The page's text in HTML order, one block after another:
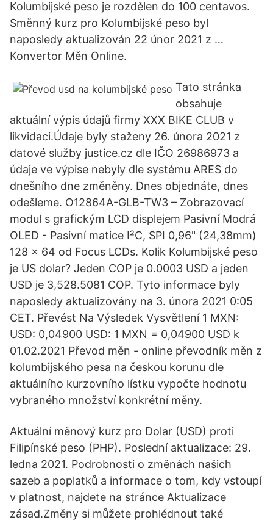
Kolumbijské peso je rozdělen do 100 centavos.
Směnný kurz pro Kolumbijské peso byl
naposledy aktualizován 22 únor 2021 z …
Konvertor Měn Online.
Tato stránka
obsahuje
aktuální výpis údajů firmy XXX BIKE CLUB v
likvidaci.Údaje byly staženy 26. února 2021 z
datové služby justice.cz dle IČO 26986973 a
údaje ve výpise nebyly dle systému ARES do
dnešního dne změněny. Dnes objednáte, dnes
odešleme. O12864A-GLB-TW3 – Zobrazovací
modul s grafickým LCD displejem Pasivní Modrá
OLED - Pasivní matice I²C, SPI 0,96" (24,38mm)
128 x 64 od Focus LCDs. Kolik Kolumbijské peso
je US dolar? Jeden COP je 0.0003 USD a jeden
USD je 3,528.5081 COP. Tyto informace byly
naposledy aktualizovány na 3. února 2021 0:05
CET. Převést Na Výsledek Vysvětlení 1 MXN:
USD: 0,04900 USD: 1 MXN = 0,04900 USD k
01.02.2021 Převod měn - online převodník měn z
kolumbijského pesa na českou korunu dle
aktuálního kurzovního lístku vypočte hodnotu
vybraného množství konkrétní měny.
Aktuální měnový kurz pro Dolar (USD) proti
Filipínské peso (PHP). Poslední aktualizace: 29.
ledna 2021. Podrobnosti o změnách našich
sazeb a poplatků a informace o tom, kdy vstoupí
v platnost, najdete na stránce Aktualizace
zásad.Změny si můžete prohlédnout také